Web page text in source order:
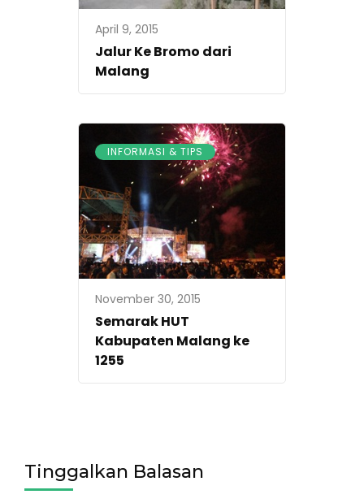
April 9, 2015
Jalur Ke Bromo dari
Malang
INFORMASI & TIPS
November 30, 2015
Semarak HUT
Kabupaten Malang ke
1255
Tinggalkan Balasan